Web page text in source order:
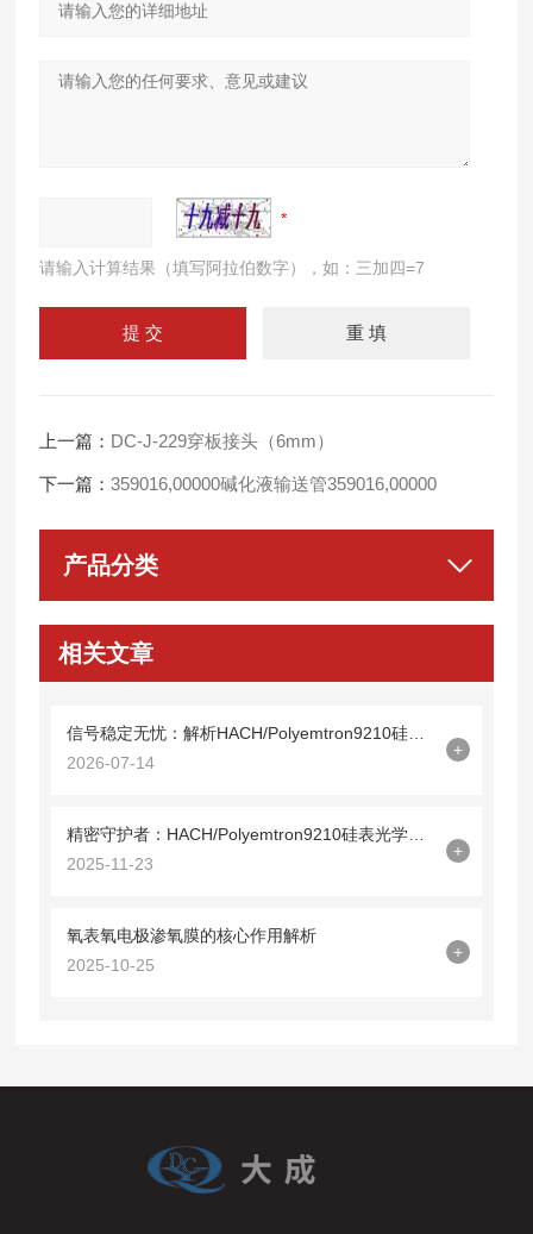
请输入计算结果（填写阿拉伯数字），如：三加四=7
上一篇： DC-J-229穿板接头（6mm）
下一篇：359016,00000碱化液输送管359016,00000
产品分类
相关文章
2026-07-14
+
2025-11-23
+
氧表氧电极渗氧膜的核心作用解析
2025-10-25
+